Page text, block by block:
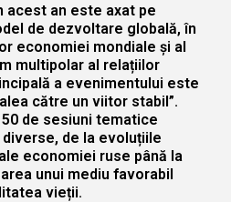
acest an este axat pe
de dezvoltare globală, în
economiei mondiale și al
multipolar al relațiilor
a evenimentului este
către un viitor stabil”.
de sesiuni tematice
de la evoluțiile
economiei ruse până la
unui mediu favorabil
vieții.